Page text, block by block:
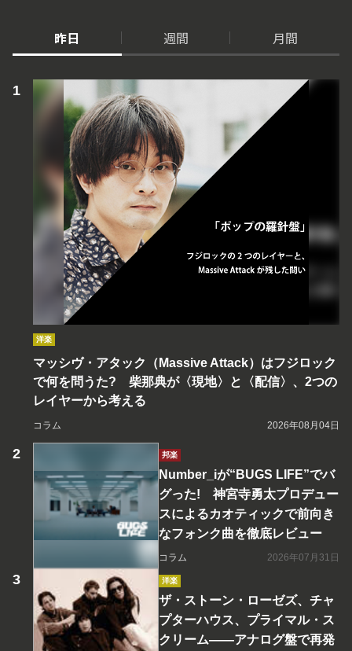
昨日 週間 月間
洋楽
マッシヴ・アタック（Massive Attack）はフジロック
で何を問うた? 柴那典が〈現地〉と〈配信〉、2つの
レイヤーから考える
コラム 2026年08月04日
邦楽
Number_iが“BUGS LIFE”でバ
グった! 神宮寺勇太プロデュー
スによるカオティックで前向き
なフォンク曲を徹底レビュー
コラム 2026年07月31日
洋楽
ザ・ストーン・ローゼズ、チャ
プターハウス、プライマル・ス
クリーム――アナログ盤で再発